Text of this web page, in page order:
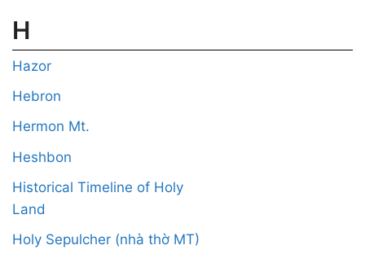
H
Hazor
Hebron
Hermon Mt.
Heshbon
Historical Timeline of Holy
Land
Holy Sepulcher (nhà thờ MT)